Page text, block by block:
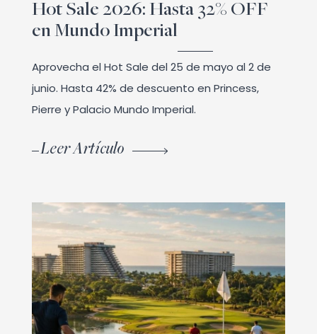
Hot Sale 2026: Hasta 32% OFF
en Mundo Imperial
Aprovecha el Hot Sale del 25 de mayo al 2 de
junio. Hasta 42% de descuento en Princess,
Pierre y Palacio Mundo Imperial.
Leer Artículo